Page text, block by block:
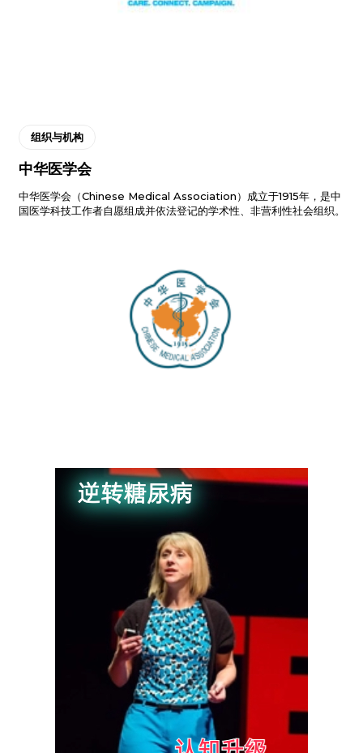
组织与机构
中华医学会
中华医学会（Chinese Medical Association）成立于1915年，是中
国医学科技工作者自愿组成并依法登记的学术性、非营利性社会组织。